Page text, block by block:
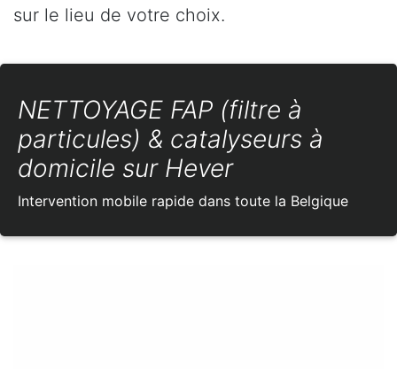
sur le lieu de votre choix.
NETTOYAGE FAP (filtre à
particules) & catalyseurs à
domicile sur Hever
Intervention mobile rapide dans toute la Belgique